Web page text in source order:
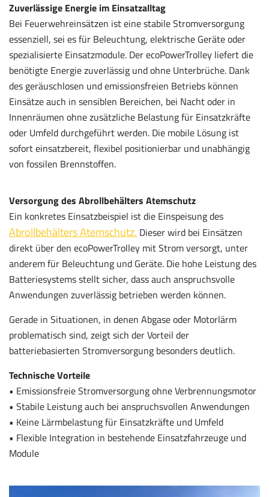
Zuverlässige Energie im Einsatzalltag
Bei Feuerwehreinsätzen ist eine stabile Stromversorgung
essenziell, sei es für Beleuchtung, elektrische Geräte oder
spezialisierte Einsatzmodule. Der ecoPowerTrolley liefert die
benötigte Energie zuverlässig und ohne Unterbrüche. Dank
des geräuschlosen und emissionsfreien Betriebs können
Einsätze auch in sensiblen Bereichen, bei Nacht oder in
Innenräumen ohne zusätzliche Belastung für Einsatzkräfte
oder Umfeld durchgeführt werden. Die mobile Lösung ist
sofort einsatzbereit, flexibel positionierbar und unabhängig
von fossilen Brennstoffen.
Versorgung des Abrollbehälters Atemschutz
Ein konkretes Einsatzbeispiel ist die Einspeisung des
Abrollbehälters Atemschutz. Dieser wird bei Einsätzen
direkt über den ecoPowerTrolley mit Strom versorgt, unter
anderem für Beleuchtung und Geräte. Die hohe Leistung des
Batteriesystems stellt sicher, dass auch anspruchsvolle
Anwendungen zuverlässig betrieben werden können.
Gerade in Situationen, in denen Abgase oder Motorlärm
problematisch sind, zeigt sich der Vorteil der
batteriebasierten Stromversorgung besonders deutlich.
Technische Vorteile
• Emissionsfreie Stromversorgung ohne Verbrennungsmotor
• Stabile Leistung auch bei anspruchsvollen Anwendungen
• Keine Lärmbelastung für Einsatzkräfte und Umfeld
• Flexible Integration in bestehende Einsatzfahrzeuge und
Module